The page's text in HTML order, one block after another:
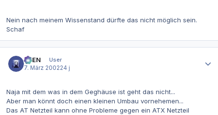
Nein nach meinem Wissenstand dürfte das nicht möglich sein.
Schaf
AVEN
User
7. März 200224 j
Naja mit dem was in dem Geghäuse ist geht das nicht...
Aber man könnt doch einen kleinen Umbau vornehemen...
Das AT Netzteil kann ohne Probleme gegen ein ATX Netzteil